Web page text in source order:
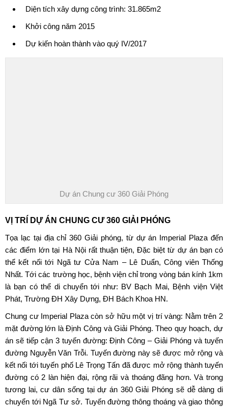
Diện tích xây dựng công trình: 31.865m2
Khởi công năm 2015
Dự kiến hoàn thành vào quý IV/2017
Dự án Chung cư 360 Giải Phóng
VỊ TRÍ DỰ ÁN CHUNG CƯ 360 GIẢI PHÓNG
Tọa lạc tại địa chỉ 360 Giải phóng, từ dự án Imperial Plaza đến
các điểm lớn tại Hà Nội rất thuận tiện, Đặc biệt từ dự án bạn có
thể kết nối tới Ngã tư Cửa Nam – Lê Duẩn, Công viên Thống
Nhất. Tới các trường học, bệnh viện chỉ trong vòng bán kính 1km
là bạn có thể di chuyển tới như: BV Bạch Mai, Bệnh viện Việt
Phát, Trường ĐH Xây Dựng, ĐH Bách Khoa HN.
Chung cư Imperial Plazacòn sở hữu một vị trí vàng: Nằm trên 2
mặt đường lớn là Định Công và Giải Phóng. Theo quy hoạch, dự
án sẽ tiếp cận 3 tuyến đường: Định Công – Giải Phóng và tuyến
đường Nguyễn Văn Trỗi. Tuyến đường này sẽ được mở rộng và
kết nối tới tuyến phố Lê Trọng Tấn đã được mở rộng thành tuyến
đường có 2 làn hiện đại, rộng rãi và thoáng đãng hơn. Và trong
tương lai, cư dân sống tại dự án 360 Giải Phóng sẽ dễ dàng di
chuyển tới Ngã Tư sở. Tuyến đường thông thoáng và giao thông